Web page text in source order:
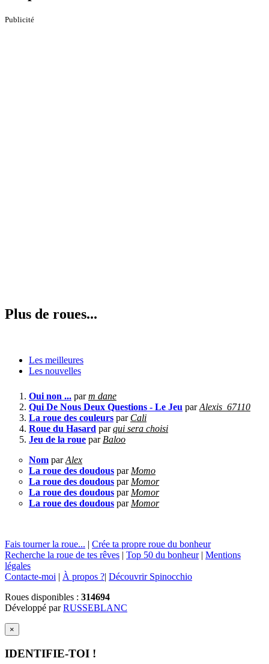
Publicité
Plus de roues...
Les meilleures
Les nouvelles
Oui non ... parm dane
Qui De Nous Deux Questions - Le Jeu parAlexis_67110
La roue des couleurs par Cali
Roue du Hasard parqui sera choisi
Jeu de la roue par Baloo
Nom parAlex
La roue des doudous par Momo
La roue des doudous par Momor
La roue des doudous par Momor
La roue des doudous par Momor
Fais tourner la roue... | Crée ta propre roue du bonheur
Recherche la roue de tes rêves | Top 50 du bonheur| Mentions
légales
Contacte-moi | À propos ?| Découvrir Spinocchio
Roues disponibles : 314694
Développé parRUSSEBLANC
×
IDENTIFIE-TOI !